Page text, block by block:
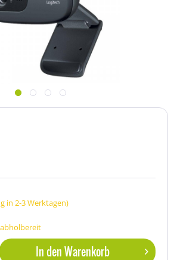
in 2-3 Werktagen)
In denWarenkorb